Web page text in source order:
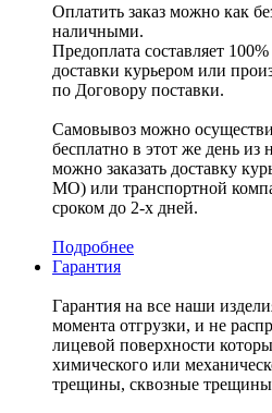
Оплатить заказ можно как
наличными.
Предоплата составляет
доставки курьером или
по Договору поставки.
Самовывоз можно
бесплатно в этот же день из
можно заказать доставку
МО) или транспортной
сроком до 2-х дней.
Подробнее
Гарантия
Гарантия на все наши
момента отгрузки, и не
лицевой поверхности
химического или
трещины, сквозные